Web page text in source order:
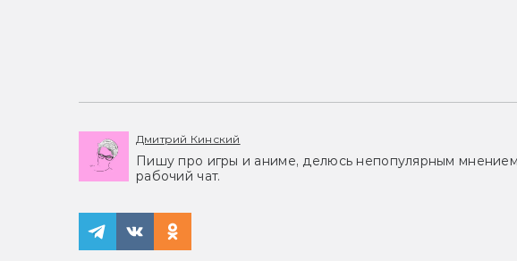
Дмитрий Кинский
Пишу про игры и аниме, делюсь непопулярным
рабочий чат.